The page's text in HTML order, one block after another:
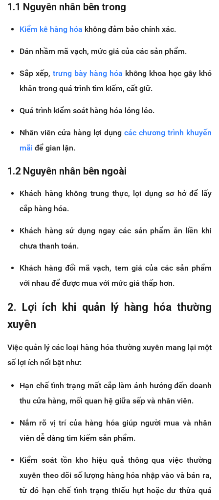
1.1 Nguyên nhân bên trong
Kiểm kê hàng hóa không đảm bảo chính xác.
Dán nhầm mã vạch, mức giá của các sản phẩm.
Sắp xếp, trưng bày hàng hóa không khoa học gây khó
khăn trong quá trình tìm kiếm, cất giữ.
Quá trình kiểm soát hàng hóa lỏng lẻo.
Nhân viên cửa hàng lợi dụng các chương trình khuyến
mãi để gian lận.
1.2 Nguyên nhân bên ngoài
Khách hàng không trung thực, lợi dụng sơ hở để lấy
cắp hàng hóa.
Khách hàng sử dụng ngay các sản phẩm ăn liền khi
chưa thanh toán.
Khách hàng đổi mã vạch, tem giá của các sản phẩm
với nhau để được mua với mức giá thấp hơn.
2. Lợi ích khi quản lý hàng hóa thường
xuyên
Việc quản lý các loại hàng hóa thường xuyên mang lại một
số lợi ích nổi bật như:
Hạn chế tình trạng mất cắp làm ảnh hưởng đến doanh
thu cửa hàng, mối quan hệ giữa sếp và nhân viên.
Nắm rõ vị trí của hàng hóa giúp người mua và nhân
viên dễ dàng tìm kiếm sản phẩm.
Kiểm soát tồn kho hiệu quả thông qua việc thường
xuyên theo dõi số lượng hàng hóa nhập vào và bán ra,
từ đó hạn chế tình trạng thiếu hụt hoặc dư thừa quá